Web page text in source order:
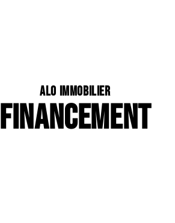
ALO Immobilier
FINANCEMENT